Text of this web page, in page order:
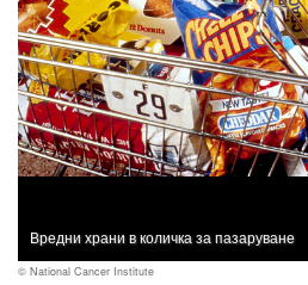
Вредни храни в количка за пазаруване
© National Cancer Institute